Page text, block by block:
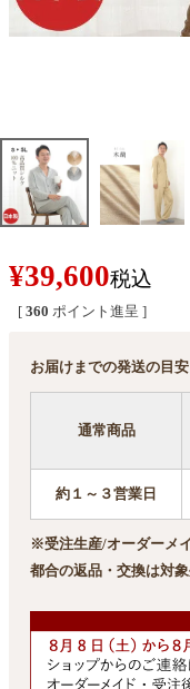
¥39,600税込
[ 360 ポイント進呈 ]
お届けまでの発送の目安
通常商品
約１～３営業日
※受注生産/オーダーメ
都合の返品・交換は対象